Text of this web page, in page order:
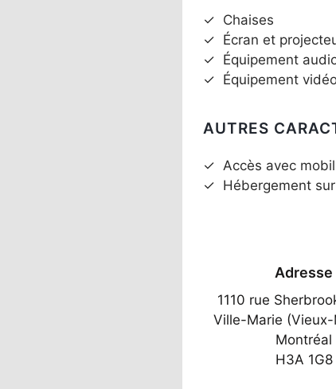
✓ Chaises
✓ Écran et
✓ Équipement
✓ Équipement
AUTRES
✓ Accès avec
✓ Hébergement
Adresse
1110 rue
Ville-Marie
Montréal
H3A 1G8